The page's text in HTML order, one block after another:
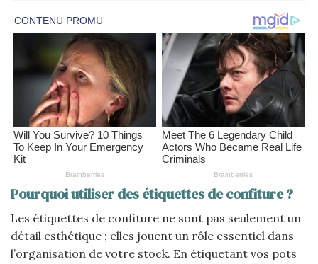
Pourquoi utiliser des étiquettes de confiture ?
Les étiquettes de confiture ne sont pas seulement un
détail esthétique ; elles jouent un rôle essentiel dans
l’organisation de votre stock. En étiquetant vos pots